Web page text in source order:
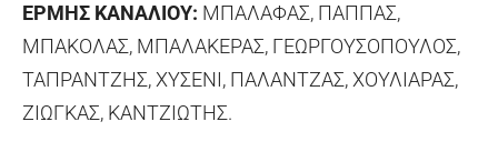
ΕΡΜΗΣ ΚΑΝΑΛΙΟΥ: ΜΠΑΛΑΦΑΣ, ΠΑΠΠΑΣ,
ΜΠΑΚΟΛΑΣ, ΜΠΑΛΑΚΕΡΑΣ, ΓΕΩΡΓΟΥΣΟΠΟΥΛΟΣ,
ΤΑΠΡΑΝΤΖΗΣ, ΧΥΣΕΝΙ, ΠΑΛΑΝΤΖΑΣ, ΧΟΥΛΙΑΡΑΣ,
ΖΙΩΓΚΑΣ, ΚΑΝΤΖΙΩΤΗΣ.